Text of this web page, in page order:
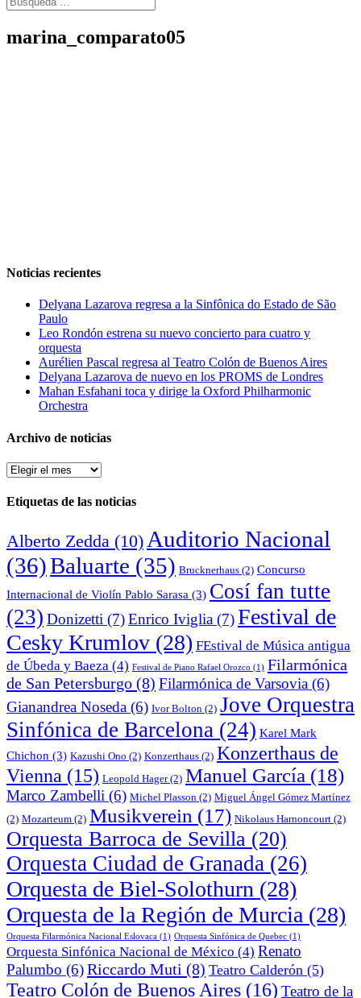
marina_comparato05
Noticias recientes
Delyana Lazarova regresa a la Sinfônica do Estado de São
Paulo
Leo Rondón estrena su nuevo concierto para cuatro y
orquesta
Aurélien Pascal regresa al Teatro Colón de Buenos Aires
Delyana Lazarova de nuevo en los PROMS de Londres
Mahan Esfahani toca y dirige la Oxford Philharmonic
Orchestra
Archivo de noticias
Archivo
noticias
Etiquetas de las noticias
Alberto Zedda (10)Auditorio Nacional
(36)Baluarte (35) Brucknerhaus (2) Concurso
Internacional de Violín Pablo Sarasa (3) Cosí fan tutte
(23) Donizetti (7)Enrico Iviglia (7)Festival de
Cesky Krumlov (28) FEstival de Música antigua
de Úbeda y Baeza (4) Festival de Piano Rafael Orozco (1) Filarmónica
de San Petersburgo (8) Filarmónica de Varsovia (6)
Gianandrea Noseda (6) Ivor Bolton (2) Jove Orquestra
Sinfónica de Barcelona (24) Karel Mark
Chichon (3) Kazushi Ono (2) Konzerthaus (2) Konzerthaus de
Vienna (15) Leopold Hager(2) Manuel García (18)
Marco Zambelli (6) Michel Plasson (2) Miguel Ángel Gómez Martínez
(2) Mozarteum (2) Musikverein (17) Nikolaus Harnoncourt (2)
Orquesta Barroca de Sevilla (20)
Orquesta Ciudad de Granada (26)
Orquesta de Biel-Solothurn (28)
Orquesta de la Región de Murcia (28)
Orquesta Filarmónica Nacional Eslovaca (1) Orquesta Sinfónica de Quebec (1)
Orquesta Sinfónica Nacional de México (4) Renato
Palumbo (6)Riccardo Muti (8) Teatro Calderón (5)
Teatro Colón de Buenos Aires (16) Teatro de la